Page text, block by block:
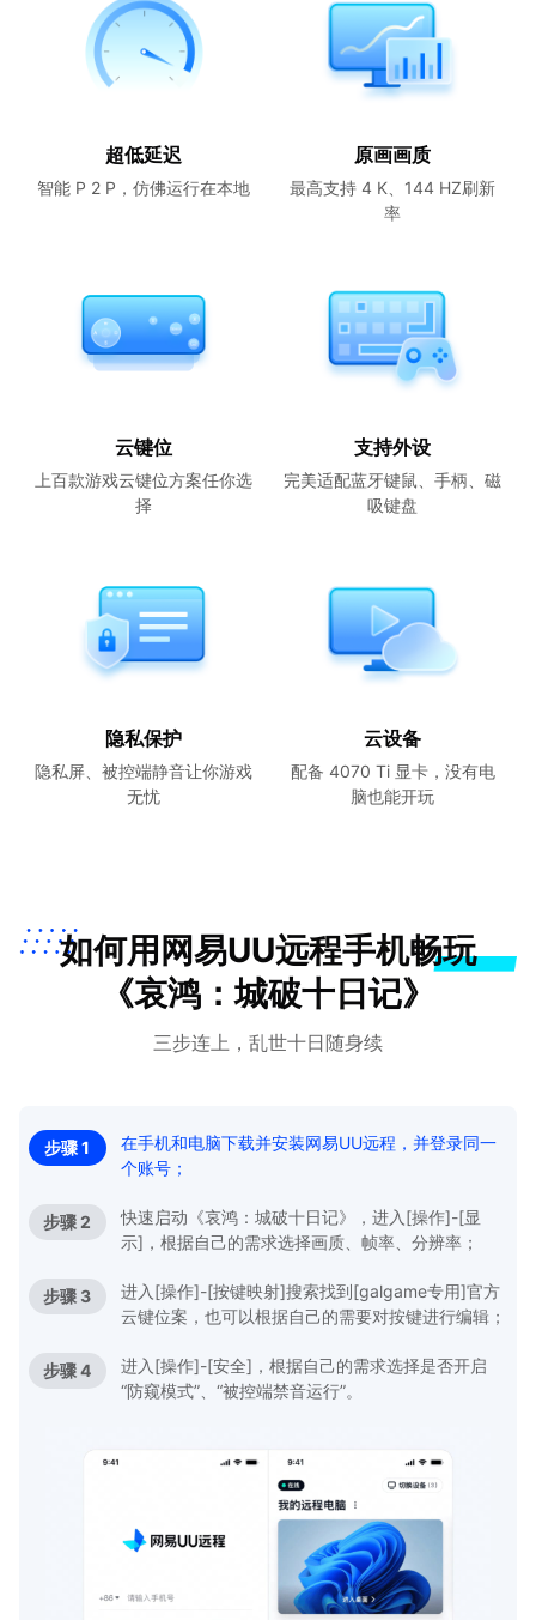
超低延迟
智能 P 2 P，仿佛运行在本地
原画画质
最高支持 4 K、144 HZ刷新
率
云键位
上百款游戏云键位方案任你选
择
支持外设
完美适配蓝牙键鼠、手柄、磁
吸键盘
隐私保护
隐私屏、被控端静音让你游戏
无忧
云设备
配备 4070 Ti 显卡，没有电
脑也能开玩
如何用网易UU远程手机畅玩
《哀鸿：城破十日记》
三步连上，乱世十日随身续
步骤 1
在手机和电脑下载并安装网易UU远程，并登录同一
个账号；
步骤 2
快速启动《哀鸿：城破十日记》，进入[操作]-[显
示]，根据自己的需求选择画质、帧率、分辨率；
步骤 3
进入[操作]-[按键映射]搜索找到[galgame专用]官方
云键位案，也可以根据自己的需要对按键进行编辑；
步骤 4
进入[操作]-[安全]，根据自己的需求选择是否开启
“防窥模式”、“被控端禁音运行”。